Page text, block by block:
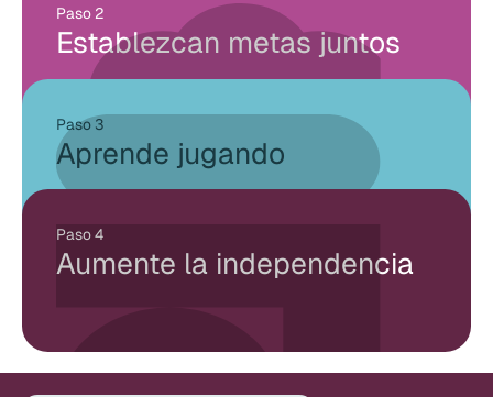
Paso 2
Establezcan metas juntos
Paso 3
Aprende jugando
Paso 4
Aumente la independencia